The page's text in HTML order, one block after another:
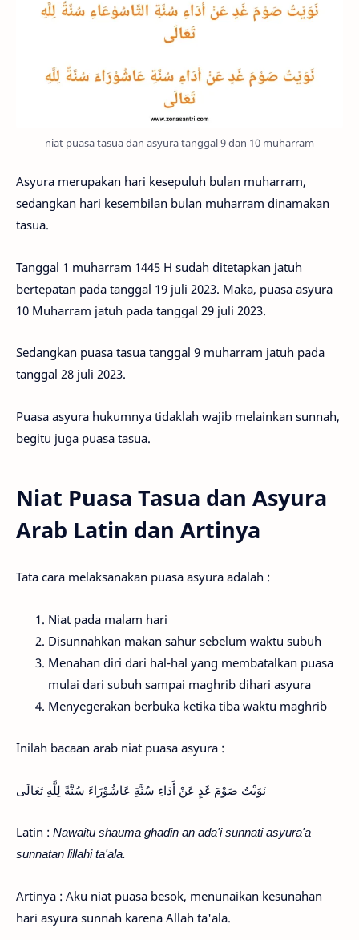
niat puasa tasua dan asyura tanggal 9 dan 10 muharram
Asyura merupakan hari kesepuluh bulan muharram,
sedangkan hari kesembilan bulan muharram dinamakan
tasua.
Tanggal 1 muharram 1445 H sudah ditetapkan jatuh
bertepatan pada tanggal 19 juli 2023. Maka, puasa asyura
10 Muharram jatuh pada tanggal 29 juli 2023.
Sedangkan puasa tasua tanggal 9 muharram jatuh pada
tanggal 28 juli 2023.
Puasa asyura hukumnya tidaklah wajib melainkan sunnah,
begitu juga puasa tasua.
Niat Puasa Tasua dan Asyura
Arab Latin dan Artinya
Tata cara melaksanakan puasa asyura adalah :
Niat pada malam hari
Disunnahkan makan sahur sebelum waktu subuh
Menahan diri dari hal-hal yang membatalkan puasa
mulai dari subuh sampai maghrib dihari asyura
Menyegerakan berbuka ketika tiba waktu maghrib
Inilah bacaan arab niat puasa asyura :
نَوَيْتُ صَوْمَ غَدٍ عَنْ أَدَاءِ سُنَّةِ عَاشُوْرَاءَ سُنَّةً لِلَّهِ تَعَالَى
Latin : Nawaitu shauma ghadin an ada'i sunnati asyura'a
sunnatan lillahi ta'ala.
Artinya : Aku niat puasa besok, menunaikan kesunahan
hari asyura sunnah karena Allah ta'ala.